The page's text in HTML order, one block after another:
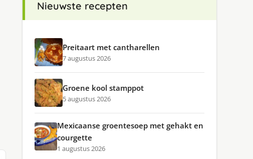
Nieuwste recepten
Preitaart met cantharellen
7 augustus 2026
Groene kool stamppot
5 augustus 2026
Mexicaanse groentesoep met gehakt en
courgette
1 augustus 2026